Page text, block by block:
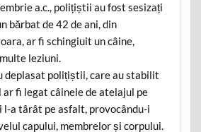
a.c., polițiștii au fost sesizați
bărbat de 42 de ani, din
ar fi schingiuit un câine,
leziuni.
deplasat polițiștii, care au stabilit
fi legat câinele de atelajul pe
l-a târât pe asfalt, provocându-i
capului, membrelor și corpului.